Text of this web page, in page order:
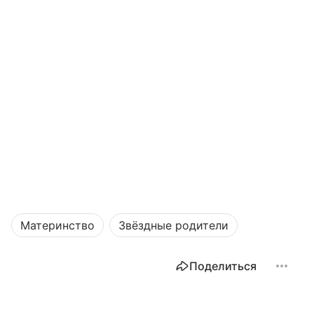
Материнство Звёздные родители
Поделиться